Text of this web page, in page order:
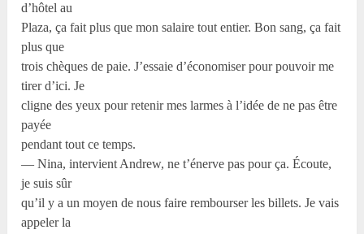
d’hôtel au
Plaza, ça fait plus que mon salaire tout entier. Bon sang, ça fait
plus que
trois chèques de paie. J’essaie d’économiser pour pouvoir me
tirer d’ici. Je
cligne des yeux pour retenir mes larmes à l’idée de ne pas être
payée
pendant tout ce temps.
— Nina, intervient Andrew, ne t’énerve pas pour ça. Écoute,
je suis sûr
qu’il y a un moyen de nous faire rembourser les billets. Je vais
appeler la